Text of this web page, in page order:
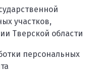
участков,
Тверской области
персональных